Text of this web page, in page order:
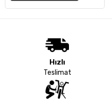
Hızlı
Teslimat